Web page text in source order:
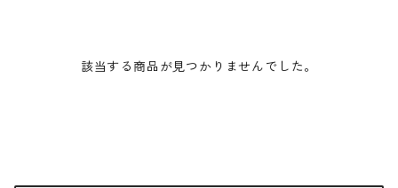
該当する商品が見つかりませんでした。